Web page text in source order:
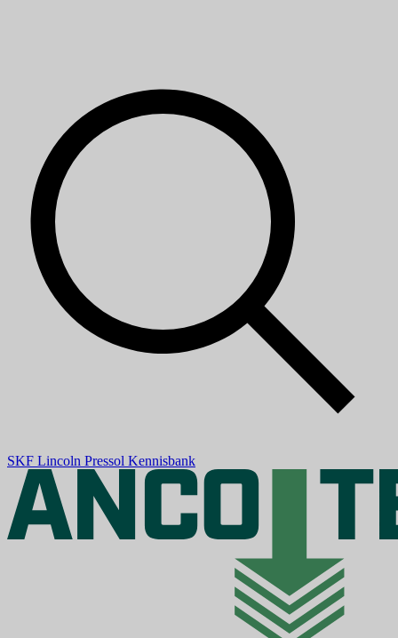
SKF Lincoln Pressol Kennisbank